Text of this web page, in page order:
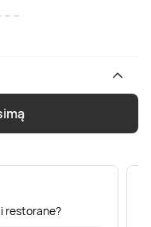
restorane?